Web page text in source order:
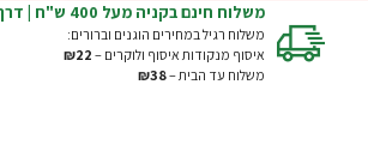
משלוח חינם בקניה מעל 400 ש"ח | דרך איפוסט עד 5 ק"ג
משלוח רגיל במחירים הוגנים וברורים:
איסוף מנקודות איסוף ולוקרים – ₪22
משלוח עד הבית –₪38